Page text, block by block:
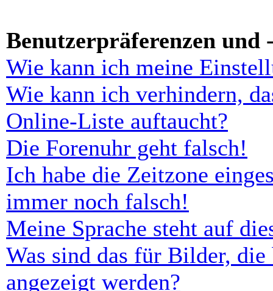
Benutzerpräferenzen und
Wie kann ich meine
Wie kann ich verhindern,
Online-Liste auftaucht?
Die Forenuhr geht falsch!
Ich habe die Zeitzone
immer noch falsch!
Meine Sprache steht auf
Was sind das für Bilder,
angezeigt werden?